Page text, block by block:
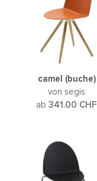
camel (buche)
von segis
ab 341.00 CHF